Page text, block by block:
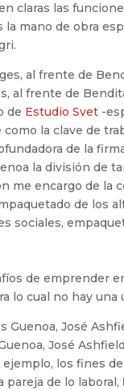
claras las
mano de obra
al frente de
de Estudio Svet -
la clave de
de la
la división de
me encargo de la
de los
sociales,
de emprender
lo cual no hay
José
ejemplo, los fines
pareja de lo laboral,